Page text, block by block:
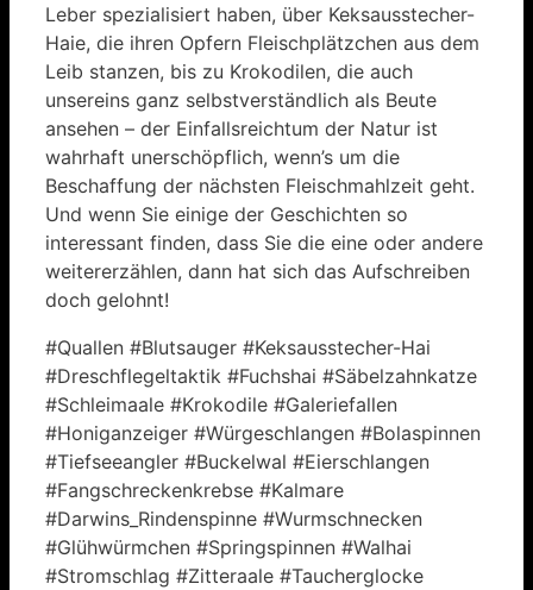
Leber spezialisiert haben, über Keksausstecher-
Haie, die ihren Opfern Fleischplätzchen aus dem
Leib stanzen, bis zu Krokodilen, die auch
unsereins ganz selbstverständlich als Beute
ansehen – der Einfallsreichtum der Natur ist
wahrhaft unerschöpflich, wenn’s um die
Beschaffung der nächsten Fleischmahlzeit geht.
Und wenn Sie einige der Geschichten so
interessant finden, dass Sie die eine oder andere
weitererzählen, dann hat sich das Aufschreiben
doch gelohnt!
#Quallen #Blutsauger #Keksausstecher-Hai
#Dreschflegeltaktik #Fuchshai #Säbelzahnkatze
#Schleimaale #Krokodile #Galeriefallen
#Honiganzeiger #Würgeschlangen #Bolaspinnen
#Tiefseeangler #Buckelwal #Eierschlangen
#Fangschreckenkrebse #Kalmare
#Darwins_Rindenspinne #Wurmschnecken
#Glühwürmchen #Springspinnen #Walhai
#Stromschlag #Zitteraale #Taucherglocke